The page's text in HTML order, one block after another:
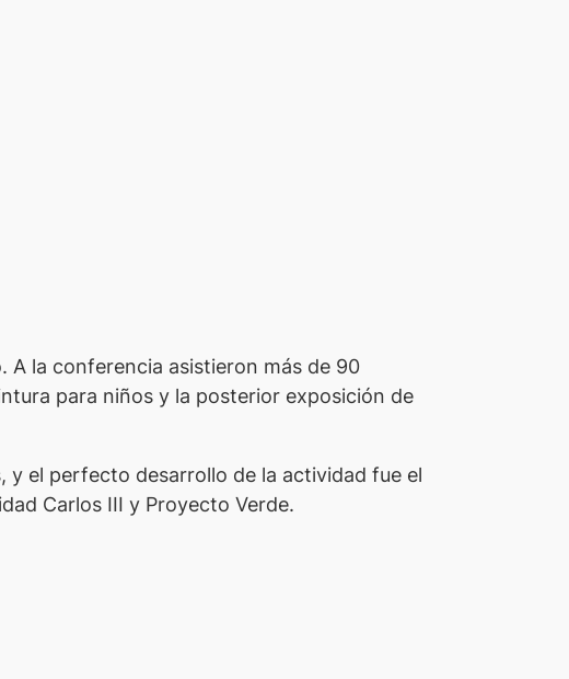
A la conferencia asistieron más de 90
para niños y la posterior exposición de
y el perfecto desarrollo de la actividad fue el
Carlos III y Proyecto Verde.